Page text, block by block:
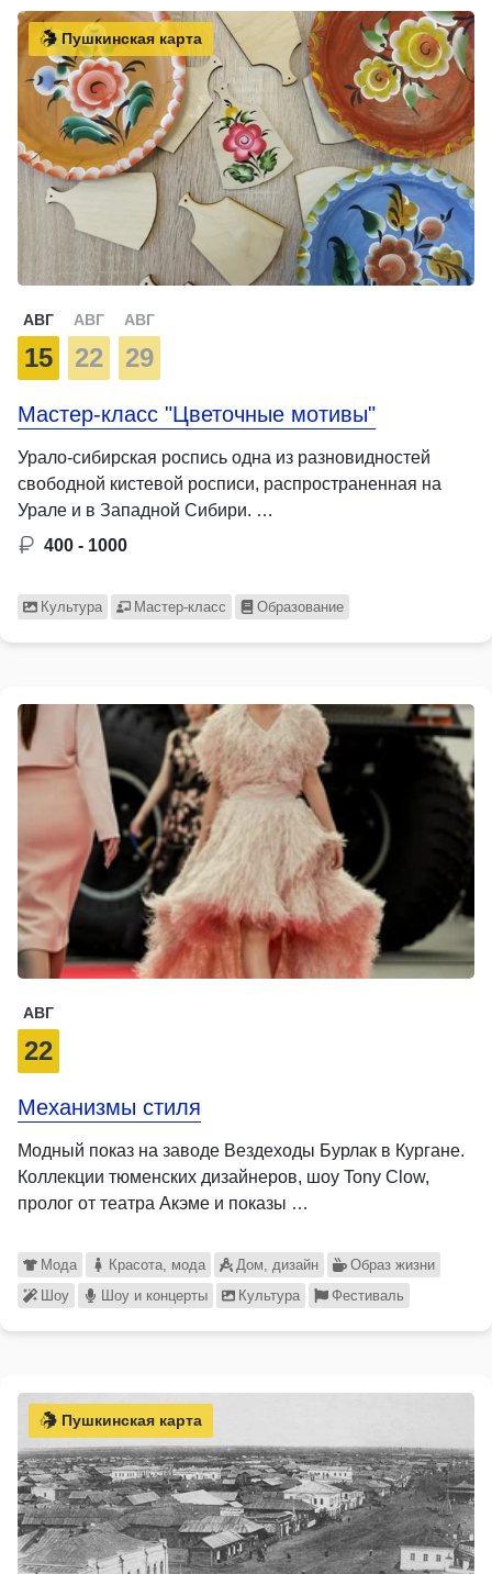
Пушкинская карта
АВГ
15
АВГ
22
АВГ
29
Мастер-класс "Цветочные мотивы"
Урало-сибирская роспись одна из разновидностей
свободной кистевой росписи, распространенная на
Урале и в Западной Сибири. …
400 - 1000
Культура Мастер-класс Образование
АВГ
22
Механизмы стиля
Модный показ на заводе Вездеходы Бурлак в Кургане.
Коллекции тюменских дизайнеров, шоу Tony Clow,
пролог от театра Акэме и показы …
Мода Красота, мода Дом, дизайн
Образ жизни
Шоу
Шоу и концерты Культура Фестиваль
Пушкинская карта